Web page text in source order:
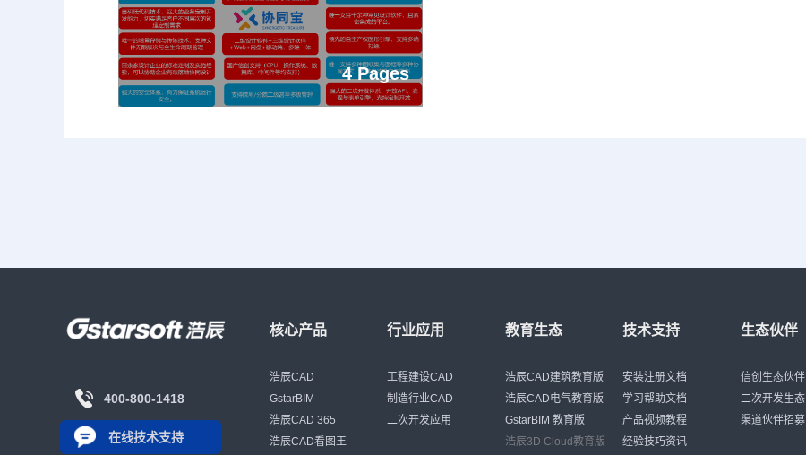
4 Pages
400-800-1418
在线技术支持
核心产品
浩辰CAD
GstarBIM
浩辰CAD 365
浩辰CAD看图王
行业应用
工程建设CAD
制造行业CAD
二次开发应用
教育生态
浩辰CAD建筑教育版
浩辰CAD电气教育版
GstarBIM 教育版
浩辰3D Cloud教育版
技术支持
安装注册文档
学习帮助文档
产品视频教程
经验技巧资讯
生态伙伴
信创生态伙伴
二次开发生态
渠道伙伴招募